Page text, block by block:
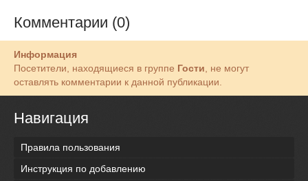
Комментарии (0)
Информация
Посетители, находящиеся в группе Гости, не могут
оставлять комментарии к данной публикации.
Навигация
Правила пользования
Инструкция по добавлению